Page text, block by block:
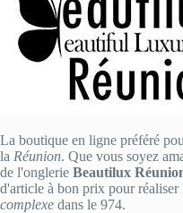
La boutique en ligne préféré
la Réunion. Que vous soyez
de l'onglerie Beautilux
d'article à bon prix pour réaliser
complexe dans le 974.